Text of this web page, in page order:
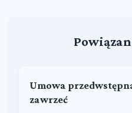
Umowa
zawrzeć